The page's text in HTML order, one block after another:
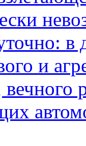
и
вечного